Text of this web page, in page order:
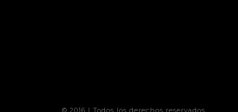
© 2016 | Todos los derechos reservados